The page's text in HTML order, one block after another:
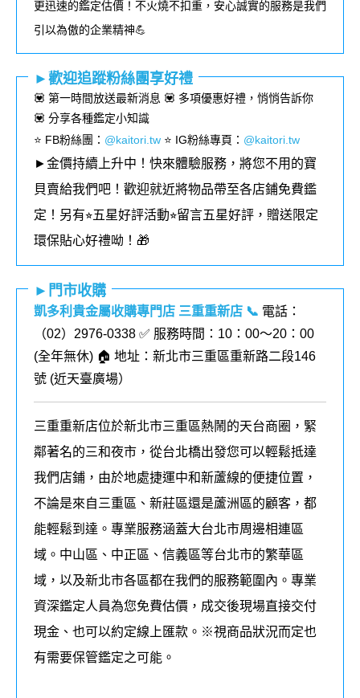
更迅速的鑑定估價！不火燒不扣重，安心誠實的服務是我們
引以為傲的企業精神💪
►歡迎追蹤粉絲團享好禮
💟 第一時間放送最新消息 💟 多項優惠好禮，悄悄告訴你
💟 分享各種鑑定小知識
⭐️ FB粉絲團 ： @kaitori.tw ⭐️ IG粉絲專頁 ： @kaitori.tw
►金價持續上升中！快來體驗服務，將您不用的寶
貝賣給我們吧！歡迎就近將物品帶至各店鋪免費鑑
定！ 另有⭐︎五星好評活動⭐︎留言五星好評，贈送限定
環保貼心好禮呦！🎁
►門市收購
凱多利貴金屬收購專門店 三重重新店 📞 電話：
（02）2976-0338 ✅ 服務時間：10：00～20：00
(全年無休) 🏠 地址：新北市三重區重新路二段146
號 (近天臺廣場）
三重重新店位於新北市三重區熱鬧的天台商圈，緊
鄰著名的三和夜市，從台北橋出發您可以輕鬆抵達
我們店鋪，由於地處捷運中和新蘆線的便捷位置，
不論是來自三重區、新莊區還是蘆洲區的顧客，都
能輕鬆到達。專業服務涵蓋大台北市周邊相連區
域。中山區、中正區、信義區等台北市的繁華區
域，以及新北市各區都在我們的服務範圍內 。 專業
資深鑑定人員為您免費估價，成交後現場直接交付
現金、也可以約定線上匯款。 ※視商品狀況而定也
有需要保管鑑定之可能。